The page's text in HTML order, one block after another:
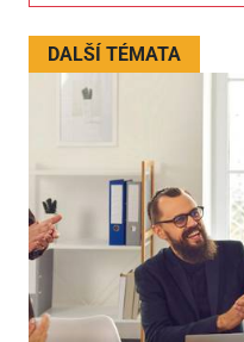
DALŠÍ TÉMATA